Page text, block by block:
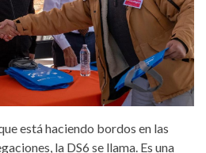
está haciendo bordos en las
la DS6 se llama. Es una